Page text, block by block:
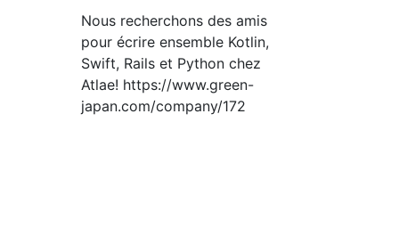
Nous recherchons des amis
pour écrire ensemble Kotlin,
Swift, Rails et Python chez
Atlae! https://www.green-
japan.com/company/172